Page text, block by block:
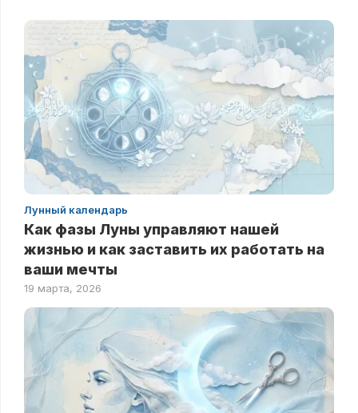
Лунный календарь
Как фазы Луны управляют нашей
жизнью и как заставить их работать на
ваши мечты
19 марта, 2026